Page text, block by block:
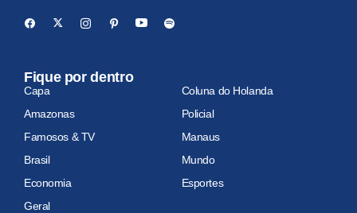
Fique por dentro
Capa
Coluna do Holanda
Amazonas
Policial
Famosos & TV
Manaus
Brasil
Mundo
Economia
Esportes
Geral